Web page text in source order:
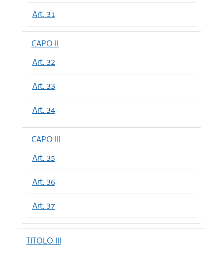
Art. 31
CAPO II
Art. 32
Art. 33
Art. 34
CAPO III
Art. 35
Art. 36
Art. 37
TITOLO III